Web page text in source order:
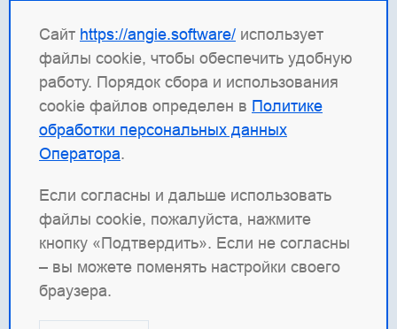
Сайт https://angie.software/ использует
файлы cookie, чтобы обеспечить удобную
работу. Порядок сбора и использования
cookie файлов определен в Политике
обработки персональных данных
Оператора.
Если согласны и дальше использовать
файлы cookie, пожалуйста, нажмите
кнопку «Подтвердить». Если не согласны
– вы можете поменять настройки своего
браузера.
Angie ADC
Документация
Поддержка в TG
Angie Software(ООО "Веб-Сервер") — российская
ИТ-компания, которая развивает решения для
высоконагруженных систем. Среди наших
продуктов: система балансировки
(контроллер доставки приложений), веб-сервер
Angie PROиAngie Ingress Controller(ANIC) —
решение для управления трафиком
контейнеризированных приложений в Kubernetes.
Наша отдельная гордость — веб-сервер с
открытым кодом
nginx и призван превзойти функциональность